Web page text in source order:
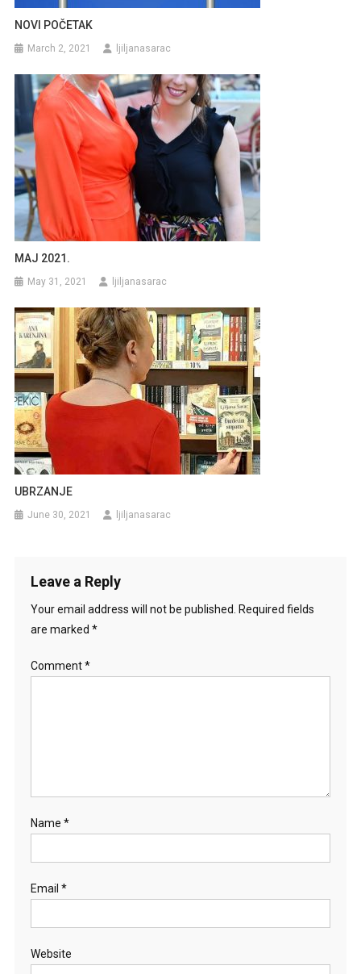
NOVI POČETAK
March 2, 2021 ljiljanasarac
MAJ 2021.
May 31, 2021 ljiljanasarac
UBRZANJE
June 30, 2021 ljiljanasarac
Leave a Reply
Your email address will not be published.
Required fields
are marked *
Comment*
Name *
Email *
Website